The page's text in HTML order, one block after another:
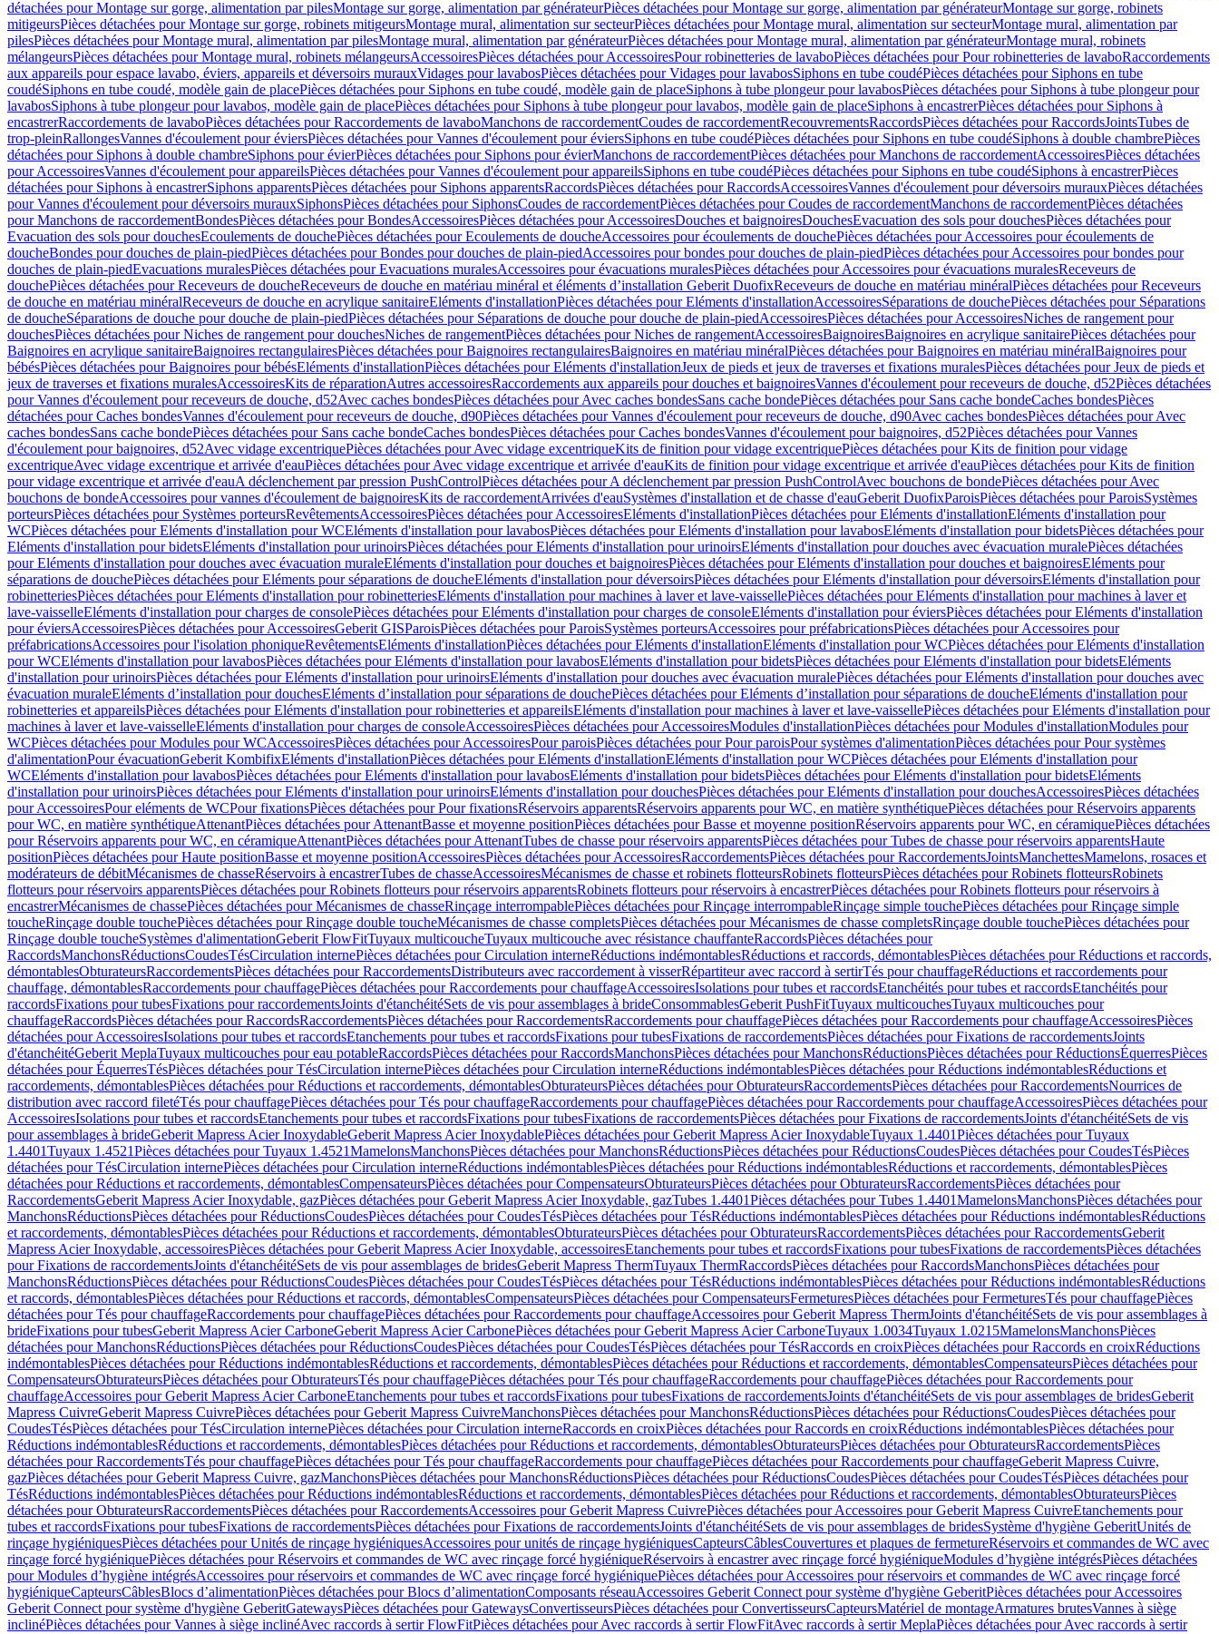
détachées pour Montage sur gorge, alimentation par pilesMontage sur gorge, alimentation par générateurPièces détachées pour Montage sur gorge, alimentation par générateurMontage sur gorge, robinets
mitigeursPièces détachées pour Montage sur gorge, robinets mitigeursMontage mural, alimentation sur secteurPièces détachées pour Montage mural, alimentation sur secteurMontage mural, alimentation par
pilesPièces détachées pour Montage mural, alimentation par pilesMontage mural, alimentation par générateurPièces détachées pour Montage mural, alimentation par générateurMontage mural, robinets
mélangeursPièces détachées pour Montage mural, robinets mélangeursAccessoiresPièces détachées pour AccessoiresPour robinetteries de lavaboPièces détachées pour Pour robinetteries de lavaboRaccordements
aux appareils pour espace lavabo, éviers, appareils et déversoirs murauxVidages pour lavabosPièces détachées pour Vidages pour lavabosSiphons en tube coudéPièces détachées pour Siphons en tube
coudéSiphons en tube coudé, modèle gain de placePièces détachées pour Siphons en tube coudé, modèle gain de placeSiphons à tube plongeur pour lavabosPièces détachées pour Siphons à tube plongeur pour
lavabosSiphons à tube plongeur pour lavabos, modèle gain de placePièces détachées pour Siphons à tube plongeur pour lavabos, modèle gain de placeSiphons à encastrerPièces détachées pour Siphons à
encastrerRaccordements de lavaboPièces détachées pour Raccordements de lavaboManchons de raccordementCoudes de raccordementRecouvrementsRaccordsPièces détachées pour RaccordsJointsTubes de
trop-pleinRallongesVannes d'écoulement pour éviersPièces détachées pour Vannes d'écoulement pour éviersSiphons en tube coudéPièces détachées pour Siphons en tube coudéSiphons à double chambrePièces
détachées pour Siphons à double chambreSiphons pour évierPièces détachées pour Siphons pour évierManchons de raccordementPièces détachées pour Manchons de raccordementAccessoiresPièces détachées
pour AccessoiresVannes d'écoulement pour appareilsPièces détachées pour Vannes d'écoulement pour appareilsSiphons en tube coudéPièces détachées pour Siphons en tube coudéSiphons à encastrerPièces
détachées pour Siphons à encastrerSiphons apparentsPièces détachées pour Siphons apparentsRaccordsPièces détachées pour RaccordsAccessoiresVannes d'écoulement pour déversoirs murauxPièces détachées
pour Vannes d'écoulement pour déversoirs murauxSiphonsPièces détachées pour SiphonsCoudes de raccordementPièces détachées pour Coudes de raccordementManchons de raccordementPièces détachées
pour Manchons de raccordementBondesPièces détachées pour BondesAccessoiresPièces détachées pour AccessoiresDouches et baignoiresDouchesEvacuation des sols pour douchesPièces détachées pour
Evacuation des sols pour douchesEcoulements de douchePièces détachées pour Ecoulements de doucheAccessoires pour écoulements de douchePièces détachées pour Accessoires pour écoulements de
doucheBondes pour douches de plain-piedPièces détachées pour Bondes pour douches de plain-piedAccessoires pour bondes pour douches de plain-piedPièces détachées pour Accessoires pour bondes pour
douches de plain-piedEvacuations muralesPièces détachées pour Evacuations muralesAccessoires pour évacuations muralesPièces détachées pour Accessoires pour évacuations muralesReceveurs de
douchePièces détachées pour Receveurs de doucheReceveurs de douche en matériau minéral et éléments d’installation Geberit DuofixReceveurs de douche en matériau minéralPièces détachées pour Receveurs
de douche en matériau minéralReceveurs de douche en acrylique sanitaireEléments d'installationPièces détachées pour Eléments d'installationAccessoiresSéparations de douchePièces détachées pour Séparations
de doucheSéparations de douche pour douche de plain-piedPièces détachées pour Séparations de douche pour douche de plain-piedAccessoiresPièces détachées pour AccessoiresNiches de rangement pour
douchesPièces détachées pour Niches de rangement pour douchesNiches de rangementPièces détachées pour Niches de rangementAccessoiresBaignoiresBaignoires en acrylique sanitairePièces détachées pour
Baignoires en acrylique sanitaireBaignoires rectangulairesPièces détachées pour Baignoires rectangulairesBaignoires en matériau minéralPièces détachées pour Baignoires en matériau minéralBaignoires pour
bébésPièces détachées pour Baignoires pour bébésEléments d'installationPièces détachées pour Eléments d'installationJeux de pieds et jeux de traverses et fixations muralesPièces détachées pour Jeux de pieds et
jeux de traverses et fixations muralesAccessoiresKits de réparationAutres accessoiresRaccordements aux appareils pour douches et baignoiresVannes d'écoulement pour receveurs de douche, d52Pièces détachées
pour Vannes d'écoulement pour receveurs de douche, d52Avec caches bondesPièces détachées pour Avec caches bondesSans cache bondePièces détachées pour Sans cache bondeCaches bondesPièces
détachées pour Caches bondesVannes d'écoulement pour receveurs de douche, d90Pièces détachées pour Vannes d'écoulement pour receveurs de douche, d90Avec caches bondesPièces détachées pour Avec
caches bondesSans cache bondePièces détachées pour Sans cache bondeCaches bondesPièces détachées pour Caches bondesVannes d'écoulement pour baignoires, d52Pièces détachées pour Vannes
d'écoulement pour baignoires, d52Avec vidage excentriquePièces détachées pour Avec vidage excentriqueKits de finition pour vidage excentriquePièces détachées pour Kits de finition pour vidage
excentriqueAvec vidage excentrique et arrivée d'eauPièces détachées pour Avec vidage excentrique et arrivée d'eauKits de finition pour vidage excentrique et arrivée d'eauPièces détachées pour Kits de finition
pour vidage excentrique et arrivée d'eauA déclenchement par pression PushControlPièces détachées pour A déclenchement par pression PushControlAvec bouchons de bondePièces détachées pour Avec
bouchons de bondeAccessoires pour vannes d'écoulement de baignoiresKits de raccordementArrivées d'eauSystèmes d'installation et de chasse d'eauGeberit DuofixParoisPièces détachées pour ParoisSystèmes
porteursPièces détachées pour Systèmes porteursRevêtementsAccessoiresPièces détachées pour AccessoiresEléments d'installationPièces détachées pour Eléments d'installationEléments d'installation pour
WCPièces détachées pour Eléments d'installation pour WCEléments d'installation pour lavabosPièces détachées pour Eléments d'installation pour lavabosEléments d'installation pour bidetsPièces détachées pour
Eléments d'installation pour bidetsEléments d'installation pour urinoirsPièces détachées pour Eléments d'installation pour urinoirsEléments d'installation pour douches avec évacuation muralePièces détachées
pour Eléments d'installation pour douches avec évacuation muraleEléments d'installation pour douches et baignoiresPièces détachées pour Eléments d'installation pour douches et baignoiresEléments pour
séparations de douchePièces détachées pour Eléments pour séparations de doucheEléments d'installation pour déversoirsPièces détachées pour Eléments d'installation pour déversoirsEléments d'installation pour
robinetteriesPièces détachées pour Eléments d'installation pour robinetteriesEléments d'installation pour machines à laver et lave-vaissellePièces détachées pour Eléments d'installation pour machines à laver et
lave-vaisselleEléments d'installation pour charges de consolePièces détachées pour Eléments d'installation pour charges de consoleEléments d'installation pour éviersPièces détachées pour Eléments d'installation
pour éviersAccessoiresPièces détachées pour AccessoiresGeberit GISParoisPièces détachées pour ParoisSystèmes porteursAccessoires pour préfabricationsPièces détachées pour Accessoires pour
préfabricationsAccessoires pour l'isolation phoniqueRevêtementsEléments d'installationPièces détachées pour Eléments d'installationEléments d'installation pour WCPièces détachées pour Eléments d'installation
pour WCEléments d'installation pour lavabosPièces détachées pour Eléments d'installation pour lavabosEléments d'installation pour bidetsPièces détachées pour Eléments d'installation pour bidetsEléments
d'installation pour urinoirsPièces détachées pour Eléments d'installation pour urinoirsEléments d'installation pour douches avec évacuation muralePièces détachées pour Eléments d'installation pour douches avec
évacuation muraleEléments d’installation pour douchesEléments d’installation pour séparations de douchePièces détachées pour Eléments d’installation pour séparations de doucheEléments d'installation pour
robinetteries et appareilsPièces détachées pour Eléments d'installation pour robinetteries et appareilsEléments d'installation pour machines à laver et lave-vaissellePièces détachées pour Eléments d'installation pour
machines à laver et lave-vaisselleEléments d'installation pour charges de consoleAccessoiresPièces détachées pour AccessoiresModules d'installationPièces détachées pour Modules d'installationModules pour
WCPièces détachées pour Modules pour WCAccessoiresPièces détachées pour AccessoiresPour paroisPièces détachées pour Pour paroisPour systèmes d'alimentationPièces détachées pour Pour systèmes
d'alimentationPour évacuationGeberit KombifixEléments d'installationPièces détachées pour Eléments d'installationEléments d'installation pour WCPièces détachées pour Eléments d'installation pour
WCEléments d'installation pour lavabosPièces détachées pour Eléments d'installation pour lavabosEléments d'installation pour bidetsPièces détachées pour Eléments d'installation pour bidetsEléments
d'installation pour urinoirsPièces détachées pour Eléments d'installation pour urinoirsEléments d'installation pour douchesPièces détachées pour Eléments d'installation pour douchesAccessoiresPièces détachées
pour AccessoiresPour eléments de WCPour fixationsPièces détachées pour Pour fixationsRéservoirs apparentsRéservoirs apparents pour WC, en matière synthétiquePièces détachées pour Réservoirs apparents
pour WC, en matière synthétiqueAttenantPièces détachées pour AttenantBasse et moyenne positionPièces détachées pour Basse et moyenne positionRéservoirs apparents pour WC, en céramiquePièces détachées
pour Réservoirs apparents pour WC, en céramiqueAttenantPièces détachées pour AttenantTubes de chasse pour réservoirs apparentsPièces détachées pour Tubes de chasse pour réservoirs apparentsHaute
positionPièces détachées pour Haute positionBasse et moyenne positionAccessoiresPièces détachées pour AccessoiresRaccordementsPièces détachées pour RaccordementsJointsManchettesMamelons, rosaces et
modérateurs de débitMécanismes de chasseRéservoirs à encastrerTubes de chasseAccessoiresMécanismes de chasse et robinets flotteursRobinets flotteursPièces détachées pour Robinets flotteursRobinets
flotteurs pour réservoirs apparentsPièces détachées pour Robinets flotteurs pour réservoirs apparentsRobinets flotteurs pour réservoirs à encastrerPièces détachées pour Robinets flotteurs pour réservoirs à
encastrerMécanismes de chassePièces détachées pour Mécanismes de chasseRinçage interrompablePièces détachées pour Rinçage interrompableRinçage simple touchePièces détachées pour Rinçage simple
toucheRinçage double touchePièces détachées pour Rinçage double toucheMécanismes de chasse completsPièces détachées pour Mécanismes de chasse completsRinçage double touchePièces détachées pour
Rinçage double toucheSystèmes d'alimentationGeberit FlowFitTuyaux multicoucheTuyaux multicouche avec résistance chauffanteRaccordsPièces détachées pour
RaccordsManchonsRéductionsCoudesTésCirculation internePièces détachées pour Circulation interneRéductions indémontablesRéductions et raccords, démontablesPièces détachées pour Réductions et raccords,
démontablesObturateursRaccordementsPièces détachées pour RaccordementsDistributeurs avec raccordement à visserRépartiteur avec raccord à sertirTés pour chauffageRéductions et raccordements pour
chauffage, démontablesRaccordements pour chauffagePièces détachées pour Raccordements pour chauffageAccessoiresIsolations pour tubes et raccordsEtanchéités pour tubes et raccordsEtanchéités pour
raccordsFixations pour tubesFixations pour raccordementsJoints d'étanchéitéSets de vis pour assemblages à brideConsommablesGeberit PushFitTuyaux multicouchesTuyaux multicouches pour
chauffageRaccordsPièces détachées pour RaccordsRaccordementsPièces détachées pour RaccordementsRaccordements pour chauffagePièces détachées pour Raccordements pour chauffageAccessoiresPièces
détachées pour AccessoiresIsolations pour tubes et raccordsEtanchements pour tubes et raccordsFixations pour tubesFixations de raccordementsPièces détachées pour Fixations de raccordementsJoints
d'étanchéitéGeberit MeplaTuyaux multicouches pour eau potableRaccordsPièces détachées pour RaccordsManchonsPièces détachées pour ManchonsRéductionsPièces détachées pour RéductionsÉquerresPièces
détachées pour ÉquerresTésPièces détachées pour TésCirculation internePièces détachées pour Circulation interneRéductions indémontablesPièces détachées pour Réductions indémontablesRéductions et
raccordements, démontablesPièces détachées pour Réductions et raccordements, démontablesObturateursPièces détachées pour ObturateursRaccordementsPièces détachées pour RaccordementsNourrices de
distribution avec raccord filetéTés pour chauffagePièces détachées pour Tés pour chauffageRaccordements pour chauffagePièces détachées pour Raccordements pour chauffageAccessoiresPièces détachées pour
AccessoiresIsolations pour tubes et raccordsEtanchements pour tubes et raccordsFixations pour tubesFixations de raccordementsPièces détachées pour Fixations de raccordementsJoints d'étanchéitéSets de vis
pour assemblages à brideGeberit Mapress Acier InoxydableGeberit Mapress Acier InoxydablePièces détachées pour Geberit Mapress Acier InoxydableTuyaux 1.4401Pièces détachées pour Tuyaux
1.4401Tuyaux 1.4521Pièces détachées pour Tuyaux 1.4521MamelonsManchonsPièces détachées pour ManchonsRéductionsPièces détachées pour RéductionsCoudesPièces détachées pour CoudesTésPièces
détachées pour TésCirculation internePièces détachées pour Circulation interneRéductions indémontablesPièces détachées pour Réductions indémontablesRéductions et raccordements, démontablesPièces
détachées pour Réductions et raccordements, démontablesCompensateursPièces détachées pour CompensateursObturateursPièces détachées pour ObturateursRaccordementsPièces détachées pour
RaccordementsGeberit Mapress Acier Inoxydable, gazPièces détachées pour Geberit Mapress Acier Inoxydable, gazTubes 1.4401Pièces détachées pour Tubes 1.4401MamelonsManchonsPièces détachées pour
ManchonsRéductionsPièces détachées pour RéductionsCoudesPièces détachées pour CoudesTésPièces détachées pour TésRéductions indémontablesPièces détachées pour Réductions indémontablesRéductions
et raccordements, démontablesPièces détachées pour Réductions et raccordements, démontablesObturateursPièces détachées pour ObturateursRaccordementsPièces détachées pour RaccordementsGeberit
Mapress Acier Inoxydable, accessoiresPièces détachées pour Geberit Mapress Acier Inoxydable, accessoiresEtanchements pour tubes et raccordsFixations pour tubesFixations de raccordementsPièces détachées
pour Fixations de raccordementsJoints d'étanchéitéSets de vis pour assemblages de bridesGeberit Mapress ThermTuyaux ThermRaccordsPièces détachées pour RaccordsManchonsPièces détachées pour
ManchonsRéductionsPièces détachées pour RéductionsCoudesPièces détachées pour CoudesTésPièces détachées pour TésRéductions indémontablesPièces détachées pour Réductions indémontablesRéductions
et raccords, démontablesPièces détachées pour Réductions et raccords, démontablesCompensateursPièces détachées pour CompensateursFermeturesPièces détachées pour FermeturesTés pour chauffagePièces
détachées pour Tés pour chauffageRaccordements pour chauffagePièces détachées pour Raccordements pour chauffageAccessoires pour Geberit Mapress ThermJoints d'étanchéitéSets de vis pour assemblages à
brideFixations pour tubesGeberit Mapress Acier CarboneGeberit Mapress Acier CarbonePièces détachées pour Geberit Mapress Acier CarboneTuyaux 1.0034Tuyaux 1.0215MamelonsManchonsPièces
détachées pour ManchonsRéductionsPièces détachées pour RéductionsCoudesPièces détachées pour CoudesTésPièces détachées pour TésRaccords en croixPièces détachées pour Raccords en croixRéductions
indémontablesPièces détachées pour Réductions indémontablesRéductions et raccordements, démontablesPièces détachées pour Réductions et raccordements, démontablesCompensateursPièces détachées pour
CompensateursObturateursPièces détachées pour ObturateursTés pour chauffagePièces détachées pour Tés pour chauffageRaccordements pour chauffagePièces détachées pour Raccordements pour
chauffageAccessoires pour Geberit Mapress Acier CarboneEtanchements pour tubes et raccordsFixations pour tubesFixations de raccordementsJoints d'étanchéitéSets de vis pour assemblages de bridesGeberit
Mapress CuivreGeberit Mapress CuivrePièces détachées pour Geberit Mapress CuivreManchonsPièces détachées pour ManchonsRéductionsPièces détachées pour RéductionsCoudesPièces détachées pour
CoudesTésPièces détachées pour TésCirculation internePièces détachées pour Circulation interneRaccords en croixPièces détachées pour Raccords en croixRéductions indémontablesPièces détachées pour
Réductions indémontablesRéductions et raccordements, démontablesPièces détachées pour Réductions et raccordements, démontablesObturateursPièces détachées pour ObturateursRaccordementsPièces
détachées pour RaccordementsTés pour chauffagePièces détachées pour Tés pour chauffageRaccordements pour chauffagePièces détachées pour Raccordements pour chauffageGeberit Mapress Cuivre,
gazPièces détachées pour Geberit Mapress Cuivre, gazManchonsPièces détachées pour ManchonsRéductionsPièces détachées pour RéductionsCoudesPièces détachées pour CoudesTésPièces détachées pour
TésRéductions indémontablesPièces détachées pour Réductions indémontablesRéductions et raccordements, démontablesPièces détachées pour Réductions et raccordements, démontablesObturateursPièces
détachées pour ObturateursRaccordementsPièces détachées pour RaccordementsAccessoires pour Geberit Mapress CuivrePièces détachées pour Accessoires pour Geberit Mapress CuivreEtanchements pour
tubes et raccordsFixations pour tubesFixations de raccordementsPièces détachées pour Fixations de raccordementsJoints d'étanchéitéSets de vis pour assemblages de bridesSystème d'hygiène GeberitUnités de
rinçage hygiéniquesPièces détachées pour Unités de rinçage hygiéniquesAccessoires pour unités de rinçage hygiéniquesCapteursCâblesCouvertures et plaques de fermetureRéservoirs et commandes de WC avec
rinçage forcé hygiéniquePièces détachées pour Réservoirs et commandes de WC avec rinçage forcé hygiéniqueRéservoirs à encastrer avec rinçage forcé hygiéniqueModules d’hygiène intégrésPièces détachées
pour Modules d’hygiène intégrésAccessoires pour réservoirs et commandes de WC avec rinçage forcé hygiéniquePièces détachées pour Accessoires pour réservoirs et commandes de WC avec rinçage forcé
hygiéniqueCapteursCâblesBlocs d’alimentationPièces détachées pour Blocs d’alimentationComposants réseauAccessoires Geberit Connect pour système d'hygiène GeberitPièces détachées pour Accessoires
Geberit Connect pour système d'hygiène GeberitGatewaysPièces détachées pour GatewaysConvertisseursPièces détachées pour ConvertisseursCapteursMatériel de montageArmatures brutesVannes à siège
inclinéPièces détachées pour Vannes à siège inclinéAvec raccords à sertir FlowFitPièces détachées pour Avec raccords à sertir FlowFitAvec raccords à sertir MeplaPièces détachées pour Avec raccords à sertir